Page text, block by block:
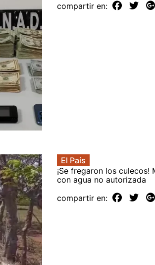
compartir en:
El País
¡Se fregaron los
con agua no autorizada
compartir en: